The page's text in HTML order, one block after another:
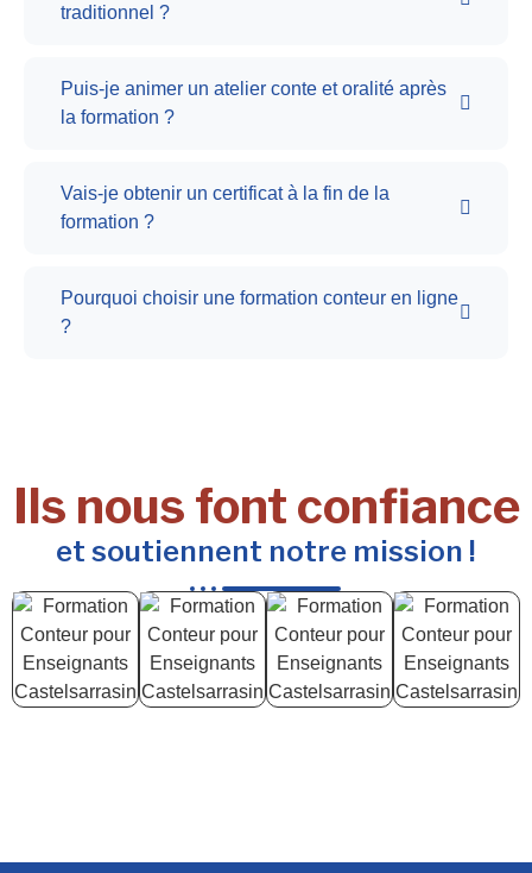
traditionnel ?
Puis-je animer un atelier conte et oralité après
la formation ?
Vais-je obtenir un certificat à la fin de la
formation ?
Pourquoi choisir une formation conteur en ligne
?
Ils nous font confiance
et soutiennent notre mission !